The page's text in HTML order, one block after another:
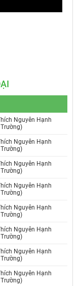
Nguyên Hạnh
Nguyên Hạnh
Nguyên Hạnh
Nguyên Hạnh
Nguyên Hạnh
Nguyên Hạnh
Nguyên Hạnh
Nguyên Hạnh